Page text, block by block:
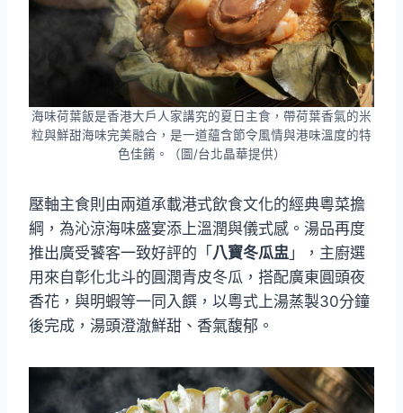
海味荷葉飯是香港大戶人家講究的夏日主食，帶荷葉香氣的米
粒與鮮甜海味完美融合，是一道蘊含節令風情與港味溫度的特
色佳餚。（圖/台北晶華提供）
壓軸主食則由兩道承載港式飲食文化的經典粵菜擔
綱，為沁涼海味盛宴添上溫潤與儀式感。湯品再度
推出廣受饕客一致好評的「 八寶冬瓜盅 」，主廚選
用來自彰化北斗的圓潤青皮冬瓜，搭配廣東圓頭夜
香花，與明蝦等一同入饌，以粵式上湯蒸製30分鐘
後完成，湯頭澄澈鮮甜、香氣馥郁。